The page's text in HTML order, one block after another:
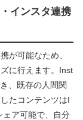
インスタ連携
が可能なため、
に行えます。Inst
、既存の人間関
たコンテンツはI
ア可能で、自分